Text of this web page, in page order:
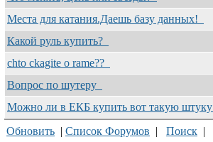
Места для катания.Даешь базу данных!
Какой руль купить?
chto ckagite o rame??
Вопрос по шутеру
Можно ли в ЕКБ купить вот такую штуку
Обновить | Список Форумов | Поиск |